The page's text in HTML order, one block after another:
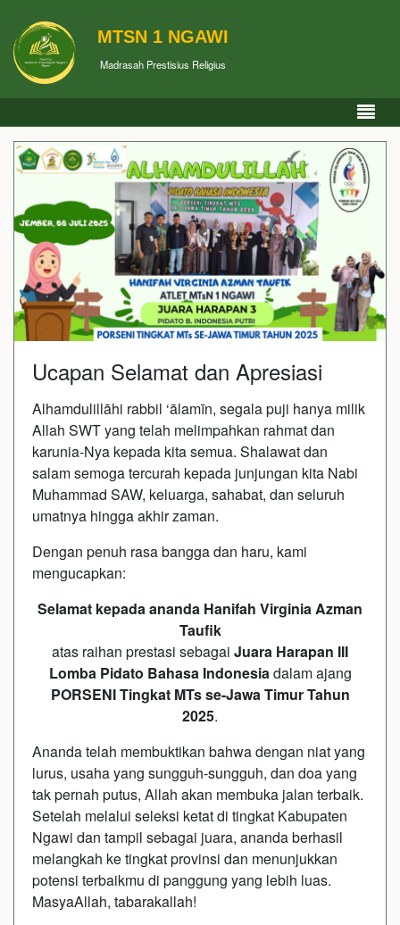
MTSN 1 NGAWI
Madrasah Prestisius Religius
Ucapan Selamat dan Apresiasi
Alhamdulillāhi rabbil ‘ālamīn, segala puji hanya milik
Allah SWT yang telah melimpahkan rahmat dan
karunia-Nya kepada kita semua. Shalawat dan
salam semoga tercurah kepada junjungan kita Nabi
Muhammad SAW, keluarga, sahabat, dan seluruh
umatnya hingga akhir zaman.
Dengan penuh rasa bangga dan haru, kami
mengucapkan:
Selamat kepada ananda Hanifah Virginia Azman
Taufik
atas raihan prestasi sebagai Juara Harapan III
Lomba Pidato Bahasa Indonesiadalam ajang
PORSENI Tingkat MTs se-Jawa Timur Tahun
2025.
Ananda telah membuktikan bahwa dengan niat yang
lurus, usaha yang sungguh-sungguh, dan doa yang
tak pernah putus, Allah akan membuka jalan terbaik.
Setelah melalui seleksi ketat di tingkat Kabupaten
Ngawi dan tampil sebagai juara, ananda berhasil
melangkah ke tingkat provinsi dan menunjukkan
potensi terbaikmu di panggung yang lebih luas.
MasyaAllah, tabarakallah!